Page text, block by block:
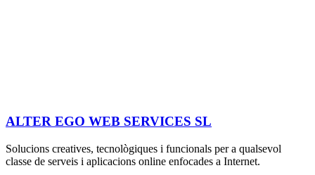
ALTER EGO WEB SERVICES SL
Solucions creatives, tecnològiques i funcionals per a qualsevol
classe de serveis i aplicacions online enfocades a Internet.